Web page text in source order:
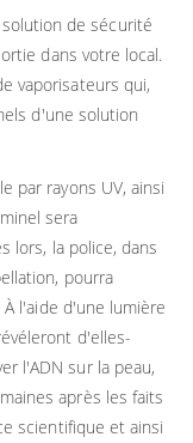
de sécurité
dans votre local.
vaporisateurs qui,
d'une solution
par rayons UV, ainsi
sera
lors, la police, dans
pourra
l'aide d'une lumière
d'elles-
l'ADN sur la peau,
après les faits
scientifique et ainsi